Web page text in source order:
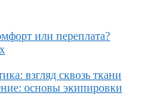
или переплата?
взгляд сквозь ткани
основы экипировки